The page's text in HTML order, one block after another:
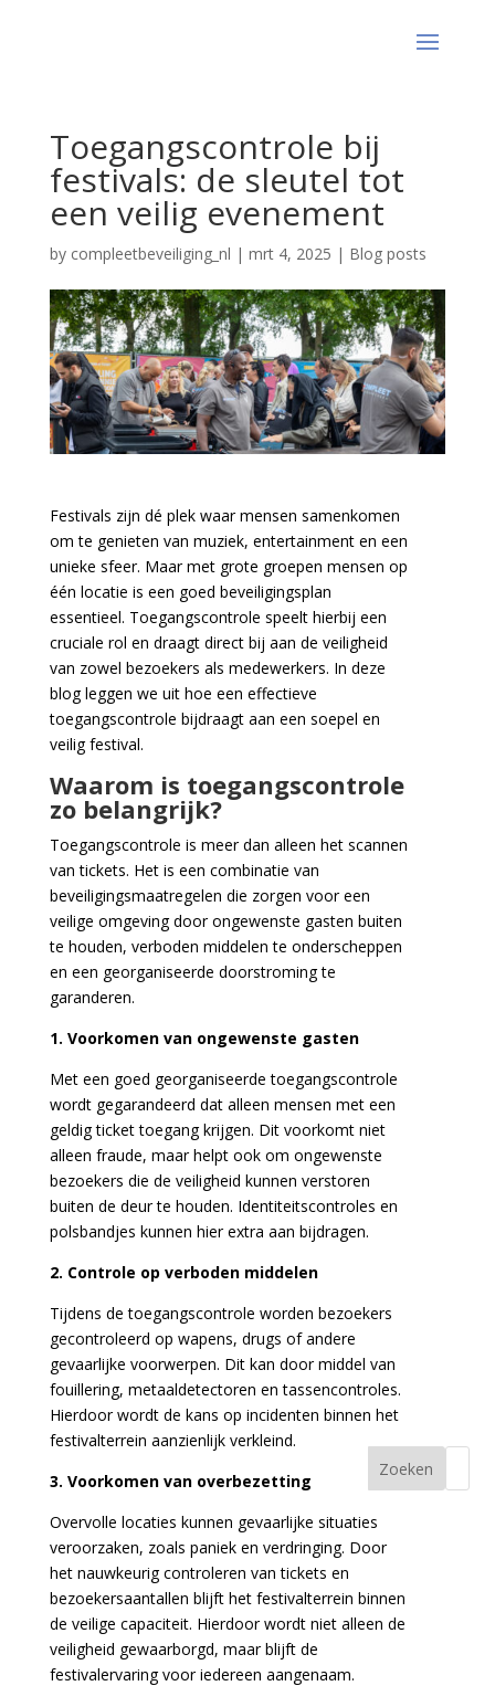
Toegangscontrole bij
festivals: de sleutel tot
een veilig evenement
by compleetbeveiliging_nl | mrt 4, 2025 | Blog posts
Festivals zijn dé plek waar mensen samenkomen
om te genieten van muziek, entertainment en een
unieke sfeer. Maar met grote groepen mensen op
één locatie is een goed beveiligingsplan
essentieel. Toegangscontrole speelt hierbij een
cruciale rol en draagt direct bij aan de veiligheid
van zowel bezoekers als medewerkers. In deze
blog leggen we uit hoe een effectieve
toegangscontrole bijdraagt aan een soepel en
veilig festival.
Waarom is toegangscontrole
zo belangrijk?
Toegangscontrole is meer dan alleen het scannen
van tickets. Het is een combinatie van
beveiligingsmaatregelen die zorgen voor een
veilige omgeving door ongewenste gasten buiten
te houden, verboden middelen te onderscheppen
en een georganiseerde doorstroming te
garanderen.
1. Voorkomen van ongewenste gasten
Met een goed georganiseerde toegangscontrole
wordt gegarandeerd dat alleen mensen met een
geldig ticket toegang krijgen. Dit voorkomt niet
alleen fraude, maar helpt ook om ongewenste
bezoekers die de veiligheid kunnen verstoren
buiten de deur te houden. Identiteitscontroles en
polsbandjes kunnen hier extra aan bijdragen.
2. Controle op verboden middelen
Tijdens de toegangscontrole worden bezoekers
gecontroleerd op wapens, drugs of andere
gevaarlijke voorwerpen. Dit kan door middel van
fouillering, metaaldetectoren en tassencontroles.
Hierdoor wordt de kans op incidenten binnen het
festivalterrein aanzienlijk verkleind.
3. Voorkomen van overbezetting
Overvolle locaties kunnen gevaarlijke situaties
veroorzaken, zoals paniek en verdringing. Door
het nauwkeurig controleren van tickets en
bezoekersaantallen blijft het festivalterrein binnen
de veilige capaciteit. Hierdoor wordt niet alleen de
veiligheid gewaarborgd, maar blijft de
festivalervaring voor iedereen aangenaam.
Zoeken